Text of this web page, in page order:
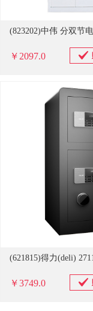
￥2097.0
￥3749.0